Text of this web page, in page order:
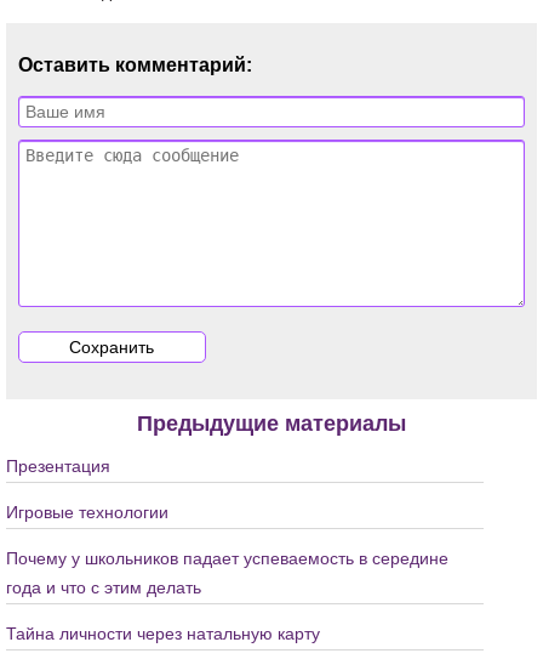
Оставить комментарий:
Предыдущие материалы
Презентация
Игровые технологии
Почему у школьников падает успеваемость в середине
года и что с этим делать
Тайна личности через натальную карту